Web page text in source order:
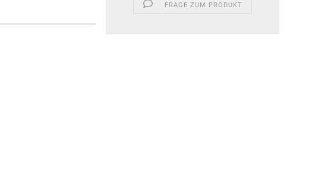
FRAGE ZUM PRODUKT